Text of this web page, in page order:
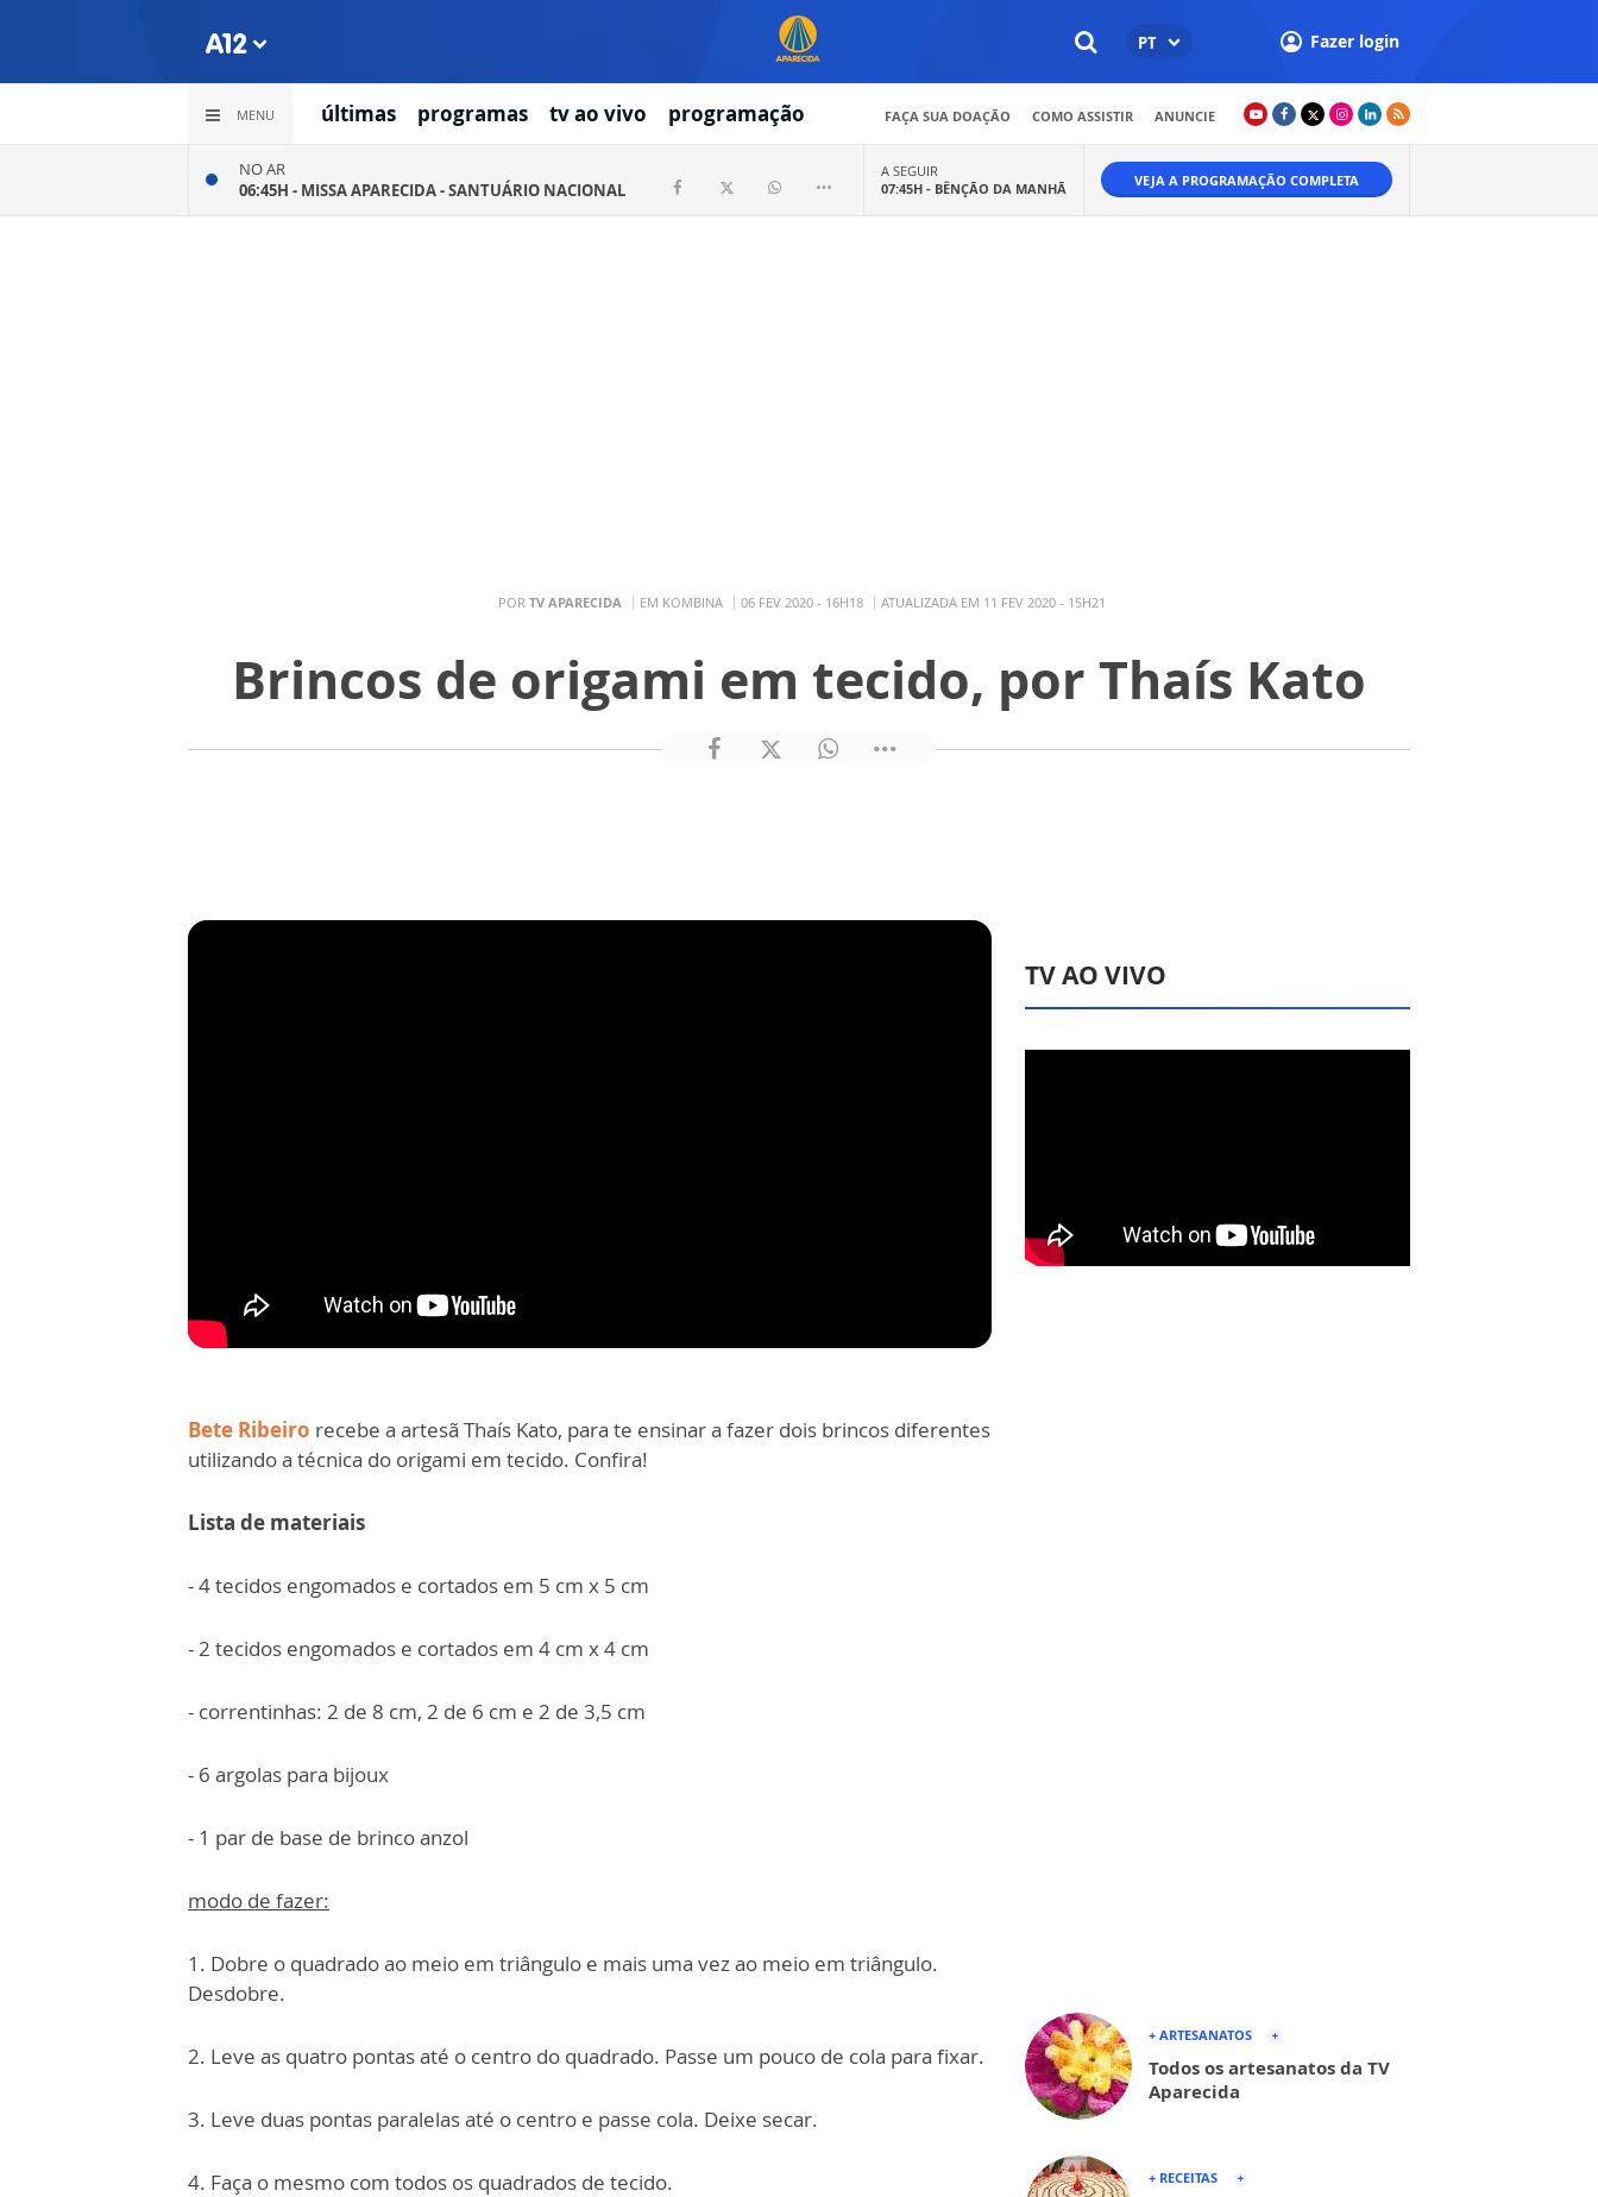
PT Fazer login
MENU últimas programas tv ao vivo programação FAÇA SUA DOAÇÃO COMO ASSISTIR ANUNCIE
NO AR
06:45H - MISSA APARECIDA - SANTUÁRIO NACIONAL
A SEGUIR
07:45H - BÊNÇÃO DA MANHÃ VEJA A PROGRAMAÇÃO COMPLETA
POR TV APARECIDA EM KOMBINA 06 FEV 2020 - 16H18 ATUALIZADA EM 11 FEV 2020 - 15H21
Brincos de origami em tecido, por Thaís Kato
Bete Ribeiro recebe a artesã Thaís Kato, para te ensinar a fazer dois brincos diferentes
utilizando a técnica do origami em tecido. Confira!
Lista de materiais
- 4 tecidos engomados e cortados em 5 cm x 5 cm
- 2 tecidos engomados e cortados em 4 cm x 4 cm
- correntinhas: 2 de 8 cm, 2 de 6 cm e 2 de 3,5 cm
- 6 argolas para bijoux
- 1 par de base de brinco anzol
modo de fazer:
1. Dobre o quadrado ao meio em triângulo e mais uma vez ao meio em triângulo.
Desdobre.
2. Leve as quatro pontas até o centro do quadrado. Passe um pouco de cola para fixar.
3. Leve duas pontas paralelas até o centro e passe cola. Deixe secar.
4. Faça o mesmo com todos os quadrados de tecido.
TV AO VIVO
+ ARTESANATOS
Todos os artesanatos da TV
Aparecida
+ RECEITAS